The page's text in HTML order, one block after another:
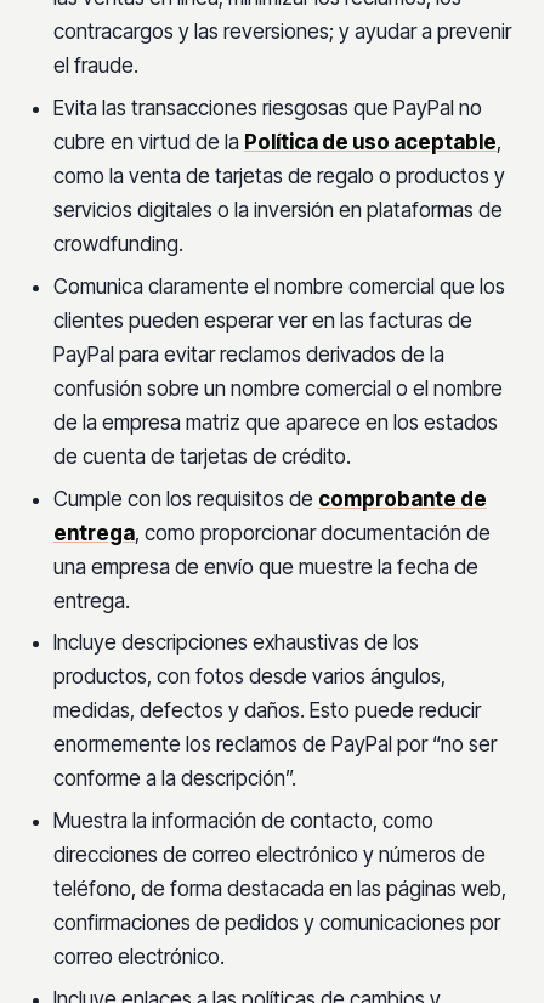
contracargos y las reversiones; y ayudar a prevenir
el fraude.
Evita las transacciones riesgosas que PayPal no
cubre en virtud de la Política de uso aceptable,
como la venta de tarjetas de regalo o productos y
servicios digitales o la inversión en plataformas de
crowdfunding.
Comunica claramente el nombre comercial que los
clientes pueden esperar ver en las facturas de
PayPal para evitar reclamos derivados de la
confusión sobre un nombre comercial o el nombre
de la empresa matriz que aparece en los estados
de cuenta de tarjetas de crédito.
Cumple con los requisitos de comprobante de
entrega, como proporcionar documentación de
una empresa de envío que muestre la fecha de
entrega.
Incluye descripciones exhaustivas de los
productos, con fotos desde varios ángulos,
medidas, defectos y daños. Esto puede reducir
enormemente los reclamos de PayPal por “no ser
conforme a la descripción”.
Muestra la información de contacto, como
direcciones de correo electrónico y números de
teléfono, de forma destacada en las páginas web,
confirmaciones de pedidos y comunicaciones por
correo electrónico.